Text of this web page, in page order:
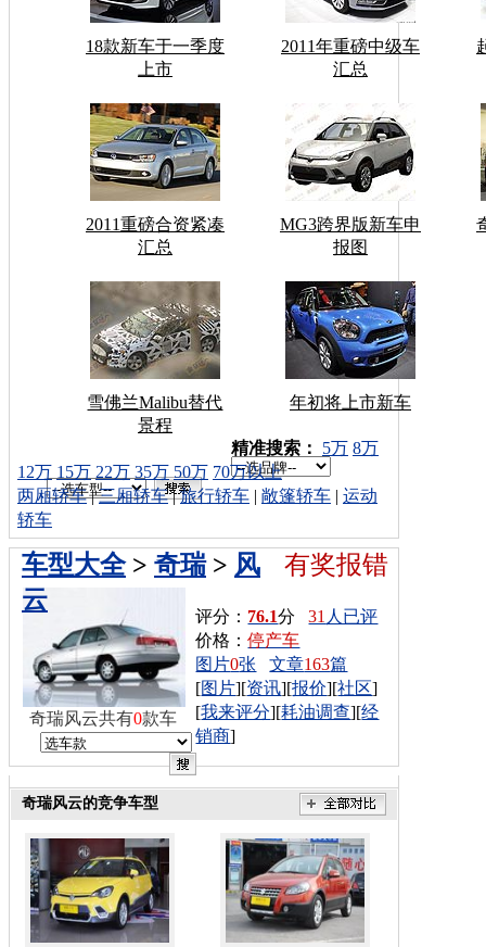
18款新车于一季度
上市
2011年重磅中级车
汇总
2011重磅合资紧凑
汇总
MG3跨界版新车申
报图
雪佛兰Malibu替代
景程
年初将上市新车
车型搜索：
精准搜索： 5万 8万
12万 15万 22万 35万 50万 70万以上
两厢轿车|三厢轿车|旅行轿车 | 敞篷轿车 | 运动
轿车
有奖报错
车型大全> 奇瑞> 风
云
评分： 76.1分31 人已评
价格：停产车
图片0张 文章163篇
[图片][资讯][报价][社区]
[我来评分][耗油调查][经
销商]
奇瑞风云共有0款车
奇瑞风云的竞争车型